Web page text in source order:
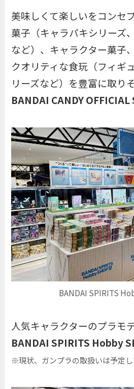
美味しくて楽しいをコンセ
菓子（キャラパキシリーズ
など）、キャラクター菓子
クオリティな食玩（フィギ
リーズなど）を豊富に取り
BANDAI CANDY OFFICIAL
BANDAI SPIRITS
人気キャラクターのプラモ
BANDAI SPIRITS Hobby
※現状、ガンプラの取扱いは予定し